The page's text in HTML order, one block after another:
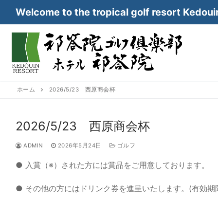
Welcome to the tropical golf resort
ホーム 2026/5/23 西原商会杯
2026/5/23 西原商会杯
ADMIN 2026年5月24日 ゴルフ
● 入賞（※）された方には賞品をご用意しております。
● その他の方にはドリンク券を進呈いたします。(有効期